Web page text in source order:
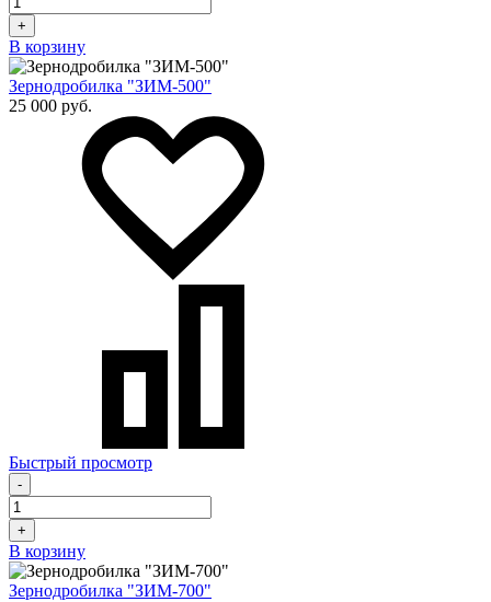
+
В корзину
Зернодробилка "ЗИМ-500"
25 000 руб.
Быстрый просмотр
-
+
В корзину
Зернодробилка "ЗИМ-700"